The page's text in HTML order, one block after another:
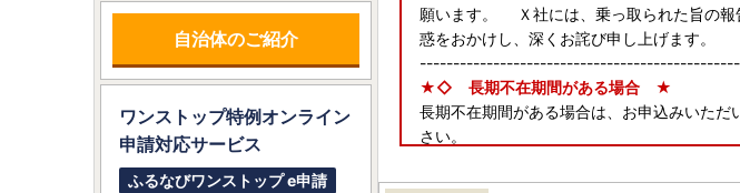
願います。 Ｘ社には、乗っ取られた旨の
惑をおかけし、深くお詫び申し上げます。
★◇ 長期不在期間がある場合 ★
長期不在期間がある場合は、お申込みいた
さい。
自治体のご紹介
ワンストップ特例オンライン
申請対応サービス
ふるなびワンストップ e申請